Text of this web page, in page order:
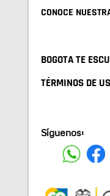
CONOCE
BOGOTA TE
TÉRMINOS DE
Síguenos: